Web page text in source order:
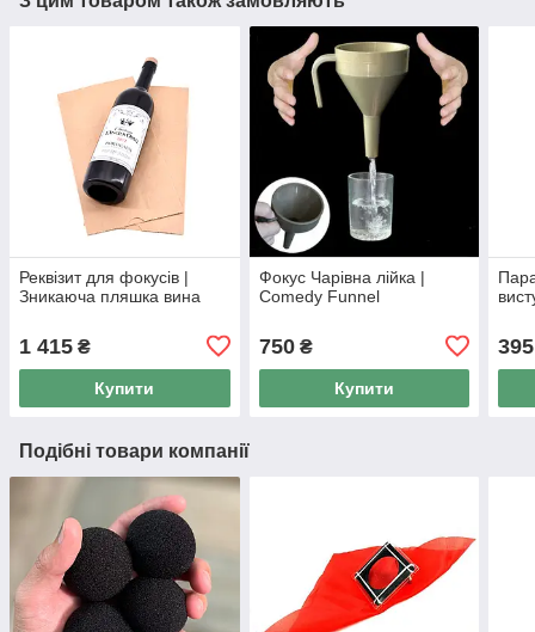
Реквізит для фокусів |
Зникаюча пляшка вина
1 415 ₴
Купити
Фокус Чарівна лійка |
Comedy Funnel
750₴
Купити
395
Подібні товари компанії